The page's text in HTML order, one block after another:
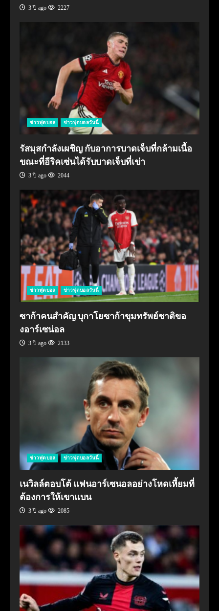
3 ปี ago 2227
ข่าวฟุตบอล ข่าวฟุตบอลวันนี้
รัสมุสกำลังเผชิญ กับอาการบาดเจ็บที่กล้ามเนื้อ
ขณะที่อีริคเซ่นได้รับบาดเจ็บที่เข่า
3 ปี ago 2044
ข่าวฟุตบอล ข่าวฟุตบอลวันนี้
ซาก้าคนสำคัญ บุกาโยซาก้าขุมทรัพย์ชาติขอ
งอาร์เซน่อล
3 ปี ago 2133
ข่าวฟุตบอล ข่าวฟุตบอลวันนี้
เนวิลล์ตอบโต้ แฟนอาร์เซนอลอย่างโหดเหี้ยมที่
ต้องการให้เขาแบน
3 ปี ago 2085